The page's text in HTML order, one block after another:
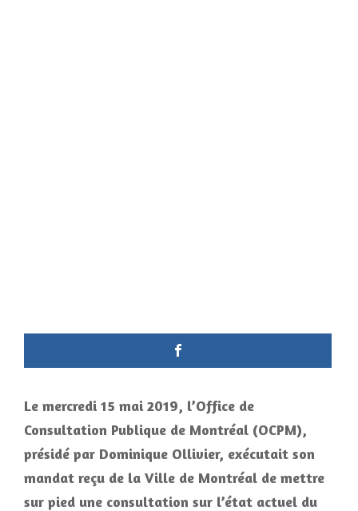
Le mercredi 15 mai 2019, l’Office de
Consultation Publique de Montréal (OCPM),
présidé par Dominique Ollivier, exécutait son
mandat reçu de la Ville de Montréal de mettre
sur pied une consultation sur l’état actuel du